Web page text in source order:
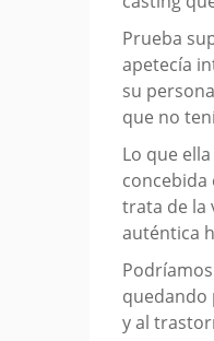
Prueba
apetecía
su
que no
Lo que
concebida
trata de la
auténtica
quedando
y al